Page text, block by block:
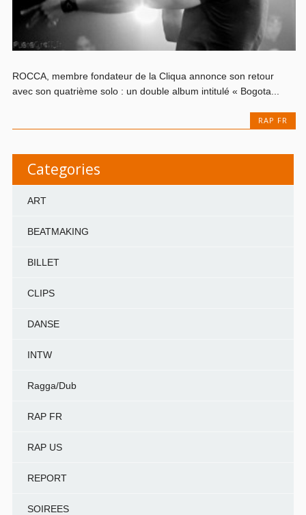
ROCCA, membre fondateur de la Cliqua annonce son retour
avec son quatrième solo : un double album intitulé « Bogota...
RAP FR
Categories
ART
BEATMAKING
BILLET
CLIPS
DANSE
INTW
Ragga/Dub
RAP FR
RAP US
REPORT
SOIREES